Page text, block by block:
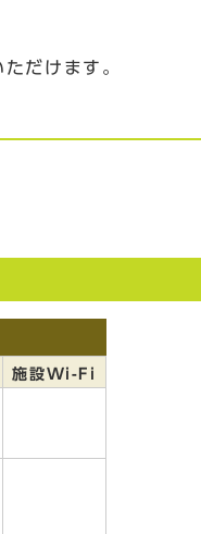
だけます。
施設Wi-Fi